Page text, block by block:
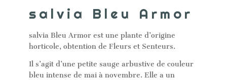
salvia Bleu Armor
salvia Bleu Armor est une plante d’origine
horticole, obtention de Fleurs et Senteurs.
Il s’agit d’une petite sauge arbustive de couleur
bleu intense de mai à novembre. Elle a un